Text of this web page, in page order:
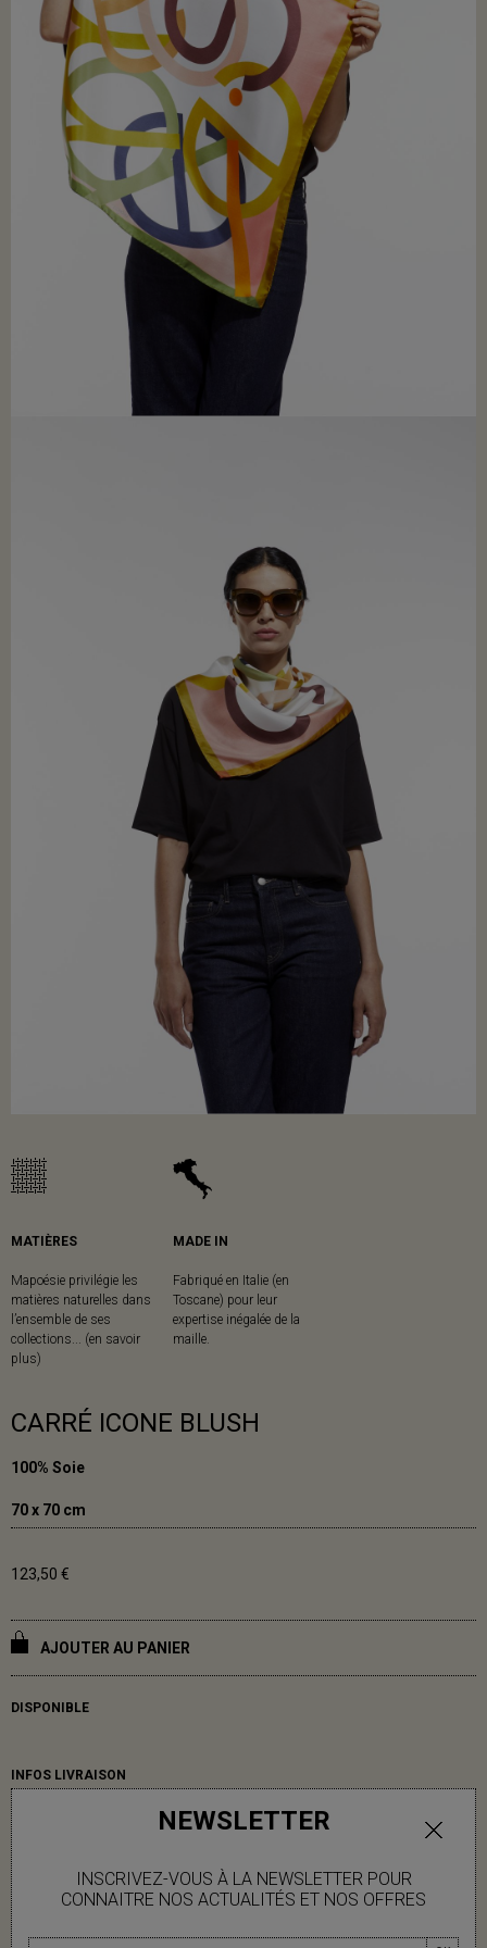
NEWSLETTER
INSCRIVEZ-VOUS À LA NEWSLETTER POUR
CONNAITRE NOS ACTUALITÉS ET NOS OFFRES
MATIÈRES
Mapoésie privilégie les
matières naturelles dans
l’ensemble de ses
collections... (en savoir
plus)
MADE IN
Fabriqué en Italie (en
Toscane) pour leur
expertise inégalée de la
maille.
CARRÉ ICONE BLUSH
100% Soie
70 x 70 cm
123,50 €
AJOUTER AU PANIER
DISPONIBLE
INFOS LIVRAISON